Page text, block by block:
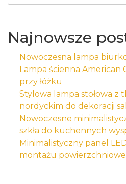
Najnowsze
Nowoczesna lampa
Lampa ścienna American
przy łóżku
Stylowa lampa stołowa z
nordyckim do dekoracji
Nowoczesne
szkła do kuchennych
Minimalistyczny panel
montażu